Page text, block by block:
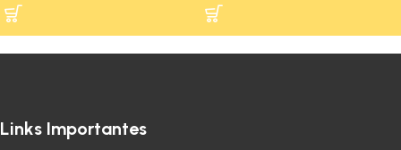
Links Importantes